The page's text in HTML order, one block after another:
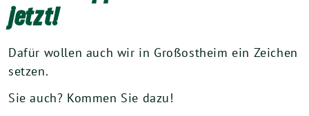
jetzt!
Dafür wollen auch wir in Großostheim ein Zeichen
setzen.
Sie auch? Kommen Sie dazu!